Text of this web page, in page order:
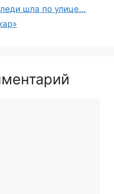
шла по улице…